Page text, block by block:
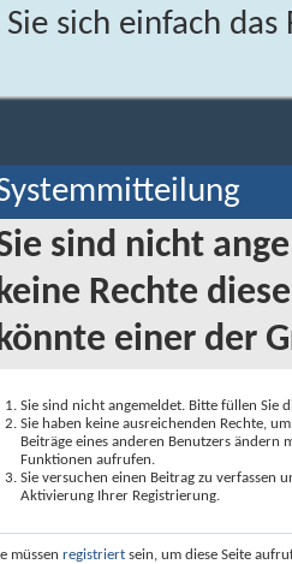
Sie sich einfach
sind nicht
Rechte
einer der
Sie sind nicht angemeldet. Bitte füllen Sie
Sie haben keine ausreichenden Rechte,
Beiträge eines anderen Benutzers
Funktionen aufrufen.
Sie versuchen einen Beitrag zu verfassen
Aktivierung Ihrer Registrierung.
müssen registriert sein, um diese Seite